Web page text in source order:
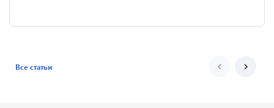
Все статьи